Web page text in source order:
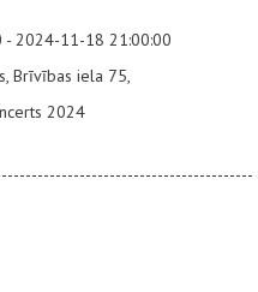
2024-11-18 21:00:00
Brīvības iela 75,
2024